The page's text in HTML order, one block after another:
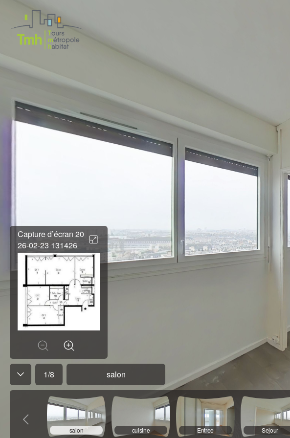
Capture d’écran 20
26-02-23 131426
1/8 salon
salon cuisine Entree Sejour